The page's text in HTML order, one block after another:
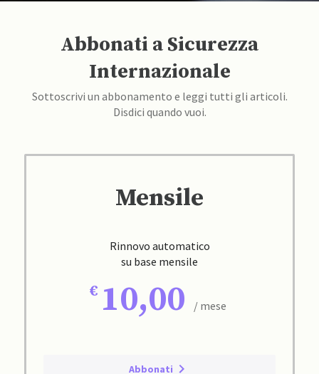
Abbonati a Sicurezza
Internazionale
Sottoscrivi un abbonamento e leggi tutti gli articoli.
Disdici quando vuoi.
Mensile
Rinnovo automatico
su base mensile
10,00 / mese
Abbonati